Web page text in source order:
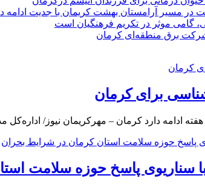
در مسیر آرامستان بهشت کریمان با جدیت ادامه
گامی موثر در تکریم فرهنگیان است
شرکت برق منطقه‌ای کرمان
برای کرمان
ادامه دارد کرمان – مهرکریمان نیوز/ اداره‌کل